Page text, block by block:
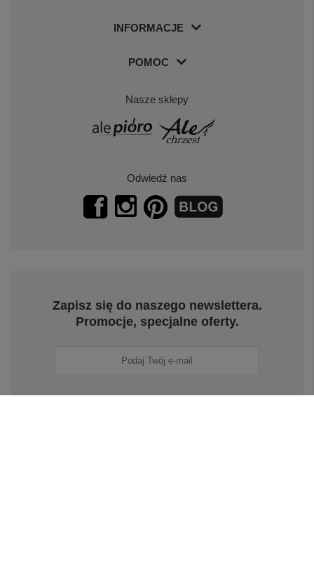
INFORMACJE
POMOC
Nasze sklepy
Odwiedź nas
Zapisz się do naszego newslettera.
Promocje, specjalne oferty.